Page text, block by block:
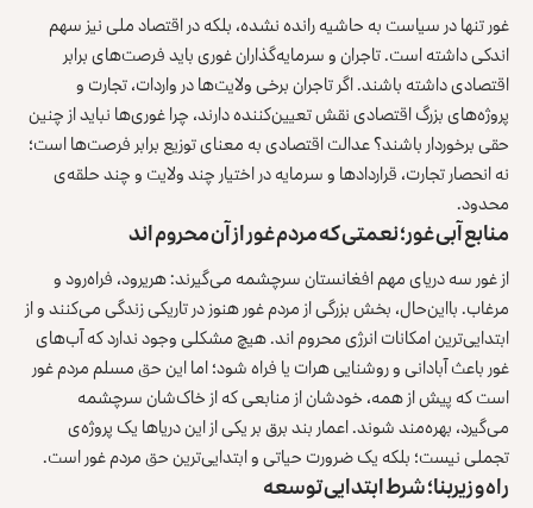
غور تنها در سیاست به حاشیه رانده نشده، بلکه در اقتصاد ملی نیز سهم
اندکی داشته است. تاجران و سرمایه‌گذاران غوری باید فرصت‌های برابر
اقتصادی داشته باشند. اگر تاجران برخی ولایت‌ها در واردات، تجارت و
پروژه‌های بزرگ اقتصادی نقش تعیین‌کننده دارند، چرا غوری‌ها نباید از چنین
حقی برخوردار باشند؟ عدالت اقتصادی به معنای توزیع برابر فرصت‌ها است؛
نه انحصار تجارت، قراردادها و سرمایه در اختیار چند ولایت و چند حلقه‌ی
محدود.
منابع آبی غور؛ نعمتی که مردم غور از آن محروم‌ اند
از غور سه دریای مهم افغانستان سرچشمه می‌گیرند: هریرود، فراه‌رود و
مرغاب. با‌این‌حال، بخش بزرگی از مردم غور هنوز در تاریکی زندگی می‌کنند و از
ابتدایی‌ترین امکانات انرژی محروم‌ اند. هیچ مشکلی وجود ندارد که آب‌های
غور باعث آبادانی و روشنایی هرات یا فراه شود؛ اما این حق مسلم مردم غور
است که پیش از همه، خودشان از منابعی که از خاک‌شان سرچشمه
می‌گیرد، بهره‌مند شوند. اعمار بند برق بر یکی از این دریاها یک پروژه‌ی
تجملی نیست؛ بلکه یک ضرورت حیاتی و ابتدایی‌ترین حق مردم غور است.
راه و زیربنا؛ شرط ابتدایی توسعه